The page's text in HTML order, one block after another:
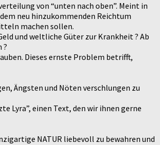
von “unten nach oben”. Meint in
neu hinzukommenden Reichtum
machen sollen.
und weltliche Güter zur Krankheit ? Ab
?
Dieses ernste Problem betrifft,
Ängsten und Nöten verschlungen zu
Lyra”, einen Text, den wir ihnen gerne
NATUR liebevoll zu bewahren und